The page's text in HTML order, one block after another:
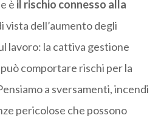
è il rischio connesso alla
vista dell’aumento degli
lavoro: la cattiva gestione
comportare rischi per la
a sversamenti, incendi
pericolose che possono